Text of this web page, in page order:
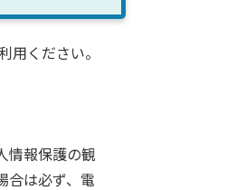
用ください。
情報保護の観
合は必ず、電